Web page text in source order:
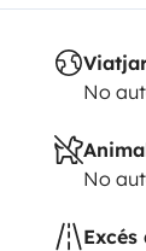
No
No